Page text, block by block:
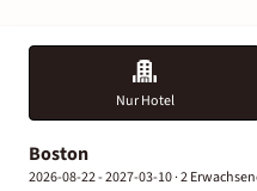
Nur Hotel
Boston
2026-08-22 - 2027-03-10 ·2